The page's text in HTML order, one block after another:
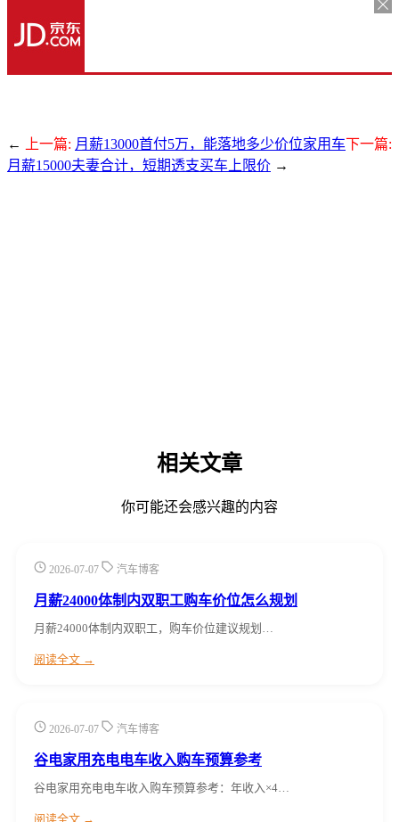
← 上一篇: 月薪13000首付5万，能落地多少价位家用车下一篇:
月薪15000夫妻合计，短期透支买车上限价 →
相关文章
你可能还会感兴趣的内容
2026-07-07 汽车博客
月薪24000体制内双职工购车价位怎么规划
月薪24000体制内双职工，购车价位建议规划…
阅读全文 →
2026-07-07 汽车博客
谷电家用充电电车收入购车预算参考
谷电家用充电电车收入购车预算参考：年收入×4…
阅读全文 →